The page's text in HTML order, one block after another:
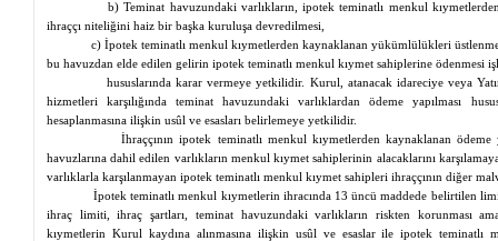
b) Teminat havuzundaki varlıkların, ipotek teminatlı menkul
ihraççı niteliğini haiz bir başka kuruluşa devredilmesi,
c) İpotek teminatlı menkul kıymetlerden kaynaklanan yükümlülükleri
bu havuzdan elde edilen gelirin ipotek teminatlı menkul kıymet sahiplerine ödenmesi
hususlarında karar vermeye yetkilidir. Kurul, atanacak idareciye veya
hizmetleri karşılığında teminat havuzundaki varlıklardan ödeme yapılması
hesaplanmasına ilişkin usûl ve esasları belirlemeye yetkilidir.
İhraççının ipotek teminatlı menkul kıymetlerden kaynaklanan
havuzlarına dahil edilen varlıkların menkul kıymet sahiplerinin alacaklarını
varlıklarla karşılanmayan ipotek teminatlı menkul kıymet sahipleri ihraççının diğer
İpotek teminatlı menkul kıymetlerin ihracında 13 üncü maddede belirtilen
ihraç limiti, ihraç şartları, teminat havuzundaki varlıkların riskten korunması
kıymetlerin Kurul kaydına alınmasına ilişkin usûl ve esaslar ile ipotek